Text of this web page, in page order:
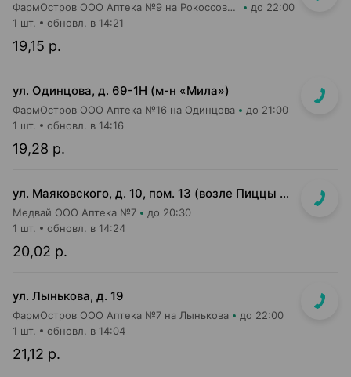
ФармОстров ООО Аптека №9 на Рокоссовского до 22:00
19,15 р.
1 шт. обновл. в 14:21
ул. Одинцова, д. 69-1Н (м-н «Мила»)
ФармОстров ООО Аптека №16 на Одинцова до 21:00
19,28 р.
1 шт. обновл. в 14:16
ул. Маяковского, д. 10, пом. 13 (возле Пиццы Мании)
Медвай ООО Аптека №7 до 20:30
20,02 р.
1 шт. обновл. в 14:24
ул. Лынькова, д. 19
ФармОстров ООО Аптека №7 на Лынькова до 22:00
21,12 р.
1 шт. обновл. в 14:04